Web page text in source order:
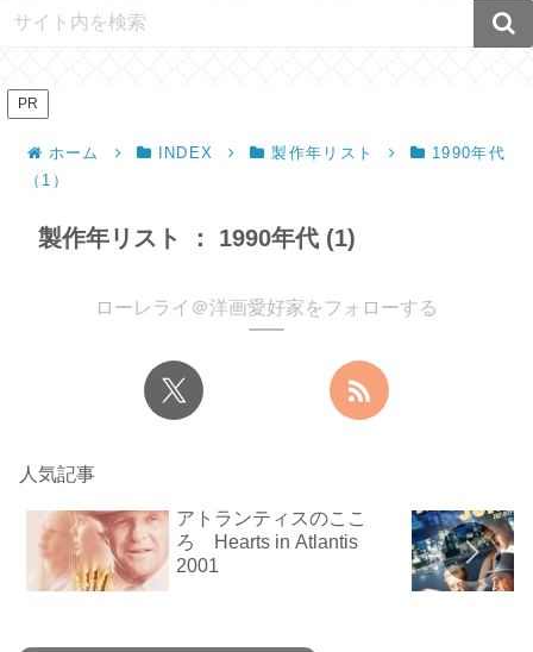
PR
ホーム INDEX 製作年リスト
1990年代
（1）
製作年リスト ： 1990年代 (1)
ローレライ＠洋画愛好家をフォローする
人気記事
アトランティスのここ
ろ Hearts in Atlantis
2001